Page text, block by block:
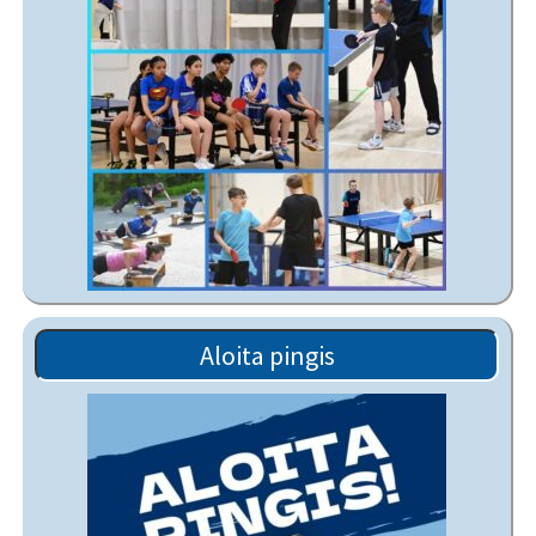
Aloita pingis